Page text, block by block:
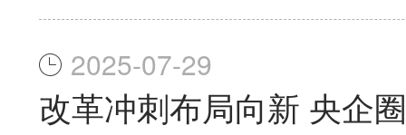
2025-07-29
改革冲刺布局向新 央企